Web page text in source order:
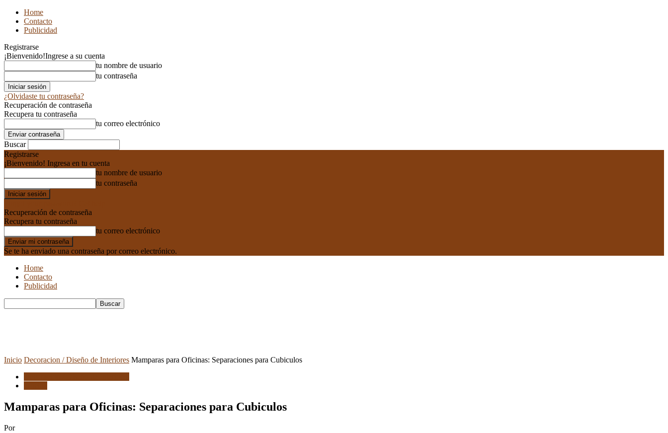
Home
Contacto
Publicidad
Registrarse
¡Bienvenido!Ingrese a su cuenta
tu nombre de usuario
tu contraseña
¿Olvidaste tu contraseña?
Recuperación de contraseña
Recupera tu contraseña
tu correo electrónico
Buscar
Registrarse
¡Bienvenido! Ingresa en tu cuenta
tu nombre de usuario
tu contraseña
Recuperación de contraseña
Recupera tu contraseña
tu correo electrónico
Se te ha enviado una contraseña por correo electrónico.
Home
Contacto
Publicidad
Inicio Decoracion / Diseño de Interiores Mamparas para Oficinas: Separaciones para Cubiculos
Mamparas para Oficinas: Separaciones para Cubiculos
Por